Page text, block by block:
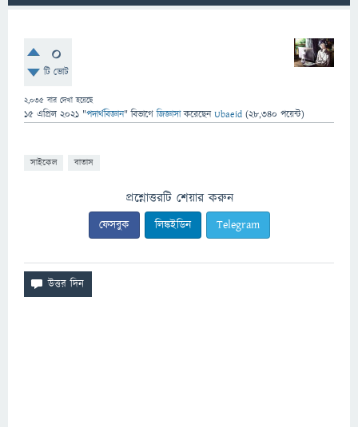
0
টি ভোট
2,035 বার দেখা হয়েছে
15 এপ্রিল 2021 "পদার্থবিজ্ঞান" বিভাগে জিজ্ঞাসাকরেছেনUbaeid (28,340 পয়েন্ট)
সাইকেল বাতাস
প্রশ্নোত্তরটি শেয়ার করুন
ফেসবুক লিঙ্কইডিন Telegram